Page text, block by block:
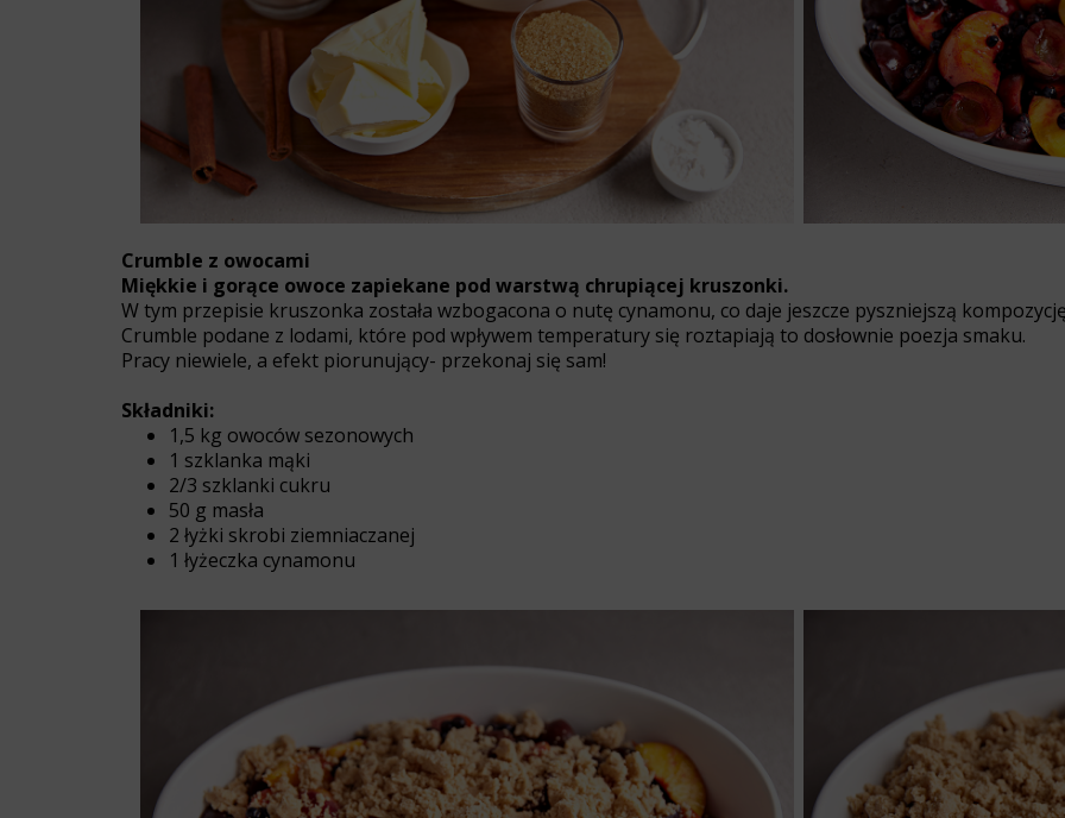
Crumble z owocami
Miękkie i gorące owoce zapiekane pod warstwą chrupiącej kruszonki.
W tym przepisie kruszonka została wzbogacona o nutę cynamonu, co daje jeszcze pyszniejszą
Crumble podane z lodami, które pod wpływem temperatury się roztapiają to dosłownie poezja smaku.
Pracy niewiele, a efekt piorunujący- przekonaj się sam!
Składniki:
1,5 kg owoców sezonowych
1 szklanka mąki
2/3 szklanki cukru
50 g masła
2 łyżki skrobi ziemniaczanej
1 łyżeczka cynamonu